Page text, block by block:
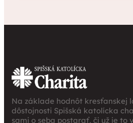
Na základe hodnôt kresťanskej
dôstojnosti Spišská katolícka
sami o seba postarať, či už je